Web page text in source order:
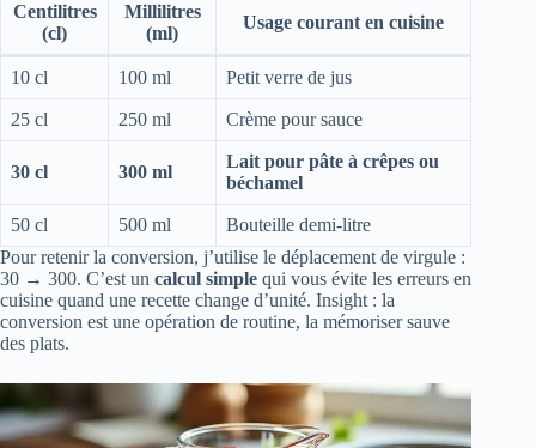
Centilitres
(cl)
Millilitres
(ml)
Usage courant en cuisine
10 cl 100 ml Petit verre de jus
25 cl 250 ml Crème pour sauce
30 cl 300 ml
Lait pour pâte à crêpes ou
béchamel
50 cl 500 ml
Bouteille demi-litre
Pour retenir la conversion, j’utilise le déplacement de virgule :
30 → 300. C’est un calcul simple qui vous évite les erreurs en
cuisine quand une recette change d’unité. Insight : la
conversion est une opération de routine, la mémoriser sauve
des plats.